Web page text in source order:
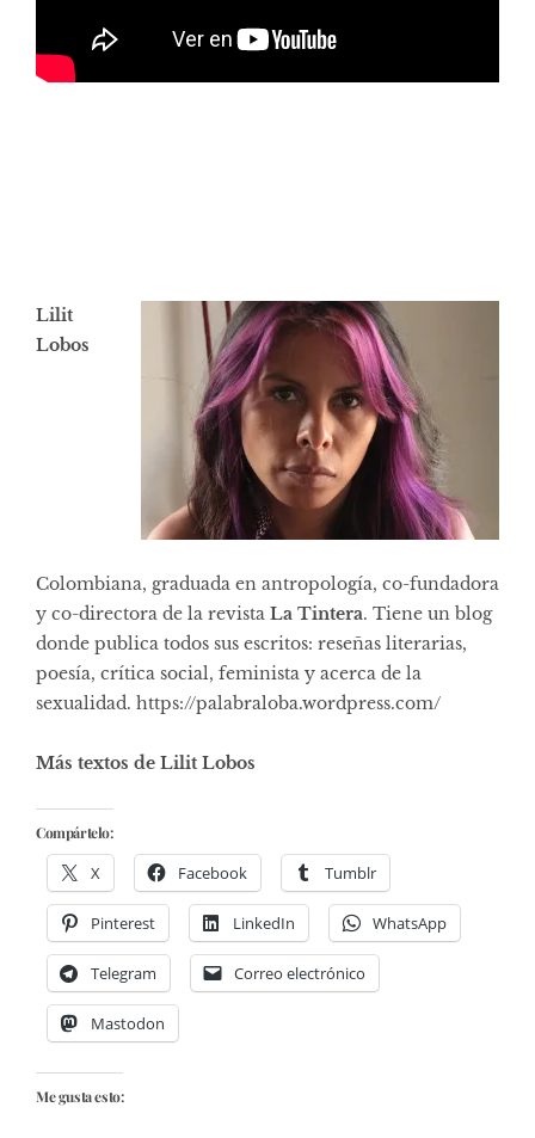
Lilit
Lobos
Colombiana, graduada en antropología, co-fundadora
y co-directora de la revista La Tintera. Tiene un blog
donde publica todos sus escritos: reseñas literarias,
poesía, crítica social, feminista y acerca de la
sexualidad. https://palabraloba.wordpress.com/
Más textos de Lilit Lobos
Compártelo:
X Facebook Tumblr
Pinterest LinkedIn WhatsApp
Telegram Correo electrónico
Mastodon
Me gusta esto: